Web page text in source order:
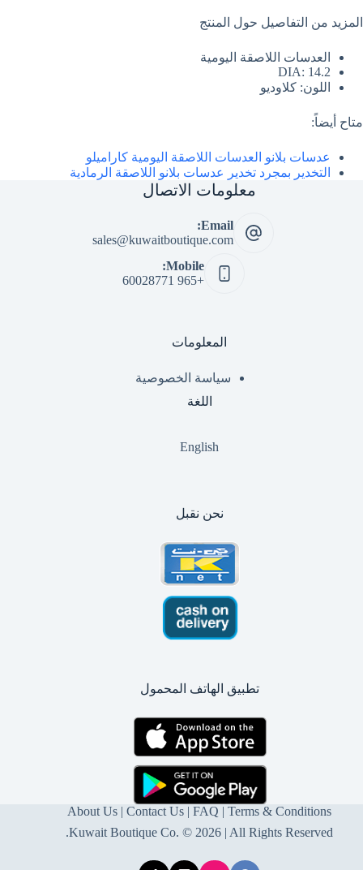
المزيد من التفاصيل حول المنتج
العدسات اللاصقة اليومية
DIA: 14.2
اللون: كلاوديو
متاح أيضاً:
عدسات بلانو العدسات اللاصقة اليومية كاراميلو
التخدير بمجرد تخدير عدسات بلانو اللاصقة الرمادية
معلومات الاتصال
Email:
sales@kuwaitboutique.com
Mobile:
+965 60028771
المعلومات
سياسة الخصوصية
اللغة
English
نحن نقبل
تطبيق الهاتف المحمول
About Us |Contact Us | FAQ |Terms & Conditions
Kuwait Boutique Co. © 2026 | All Rights Reserved.